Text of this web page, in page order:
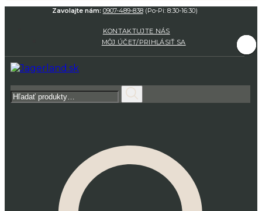
Zavolajte nám: 0907-489-838(Po-Pi: 8:30-16:30)
KONTAKTUJTE NÁS
MÔJ ÚČET/PRIHLÁSIŤ SA
Hľadať: